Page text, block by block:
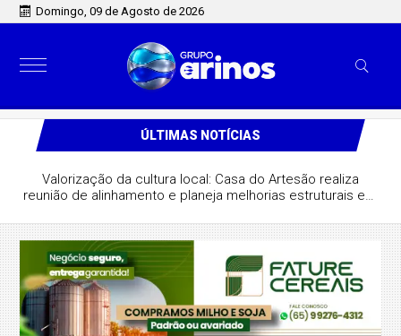
Domingo, 09 de Agosto de 2026
ÚLTIMAS NOTÍCIAS
Valorização da cultura local: Casa do Artesão realiza
reunião de alinhamento e planeja melhorias estruturais em